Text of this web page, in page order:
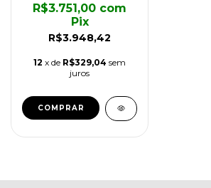
R$3.948,42
R$3.751,00 com
Pix
12 x de R$329,04 sem
juros
COMPRAR